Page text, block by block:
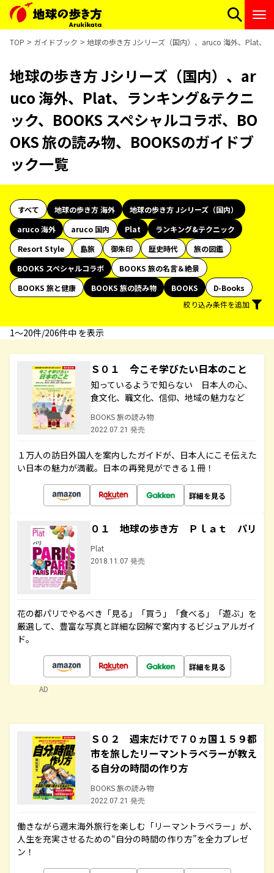
TOP ガイドブック 地球の歩き方 Jシリーズ（国内）、aruco 海外、Plat、
地球の歩き方 Jシリーズ（国内）、ar
uco 海外、Plat、ランキング&テクニ
ック、BOOKS スペシャルコラボ、BO
OKS 旅の読み物、BOOKSのガイドブ
ック一覧
すべて 地球の歩き方 海外
地球の歩き方 Jシリーズ（国内）
aruco 海外
aruco 国内 Plat
ランキング&テクニック
Resort Style
島旅 御朱印 歴史時代
旅の図鑑
BOOKS スペシャルコラボ
BOOKS 旅の名言＆絶景
BOOKS 旅と健康
BOOKS 旅の読み物 BOOKS
D-Books
絞り込み条件を追加
1〜20件/206件中 を表示
Ｓ０１ 今こそ学びたい日本のこと
知っているようで知らない 日本人の心、
食文化、職文化、信仰、地域の魅力など
BOOKS 旅の読み物
2022.07.21 発売
１万人の訪日外国人を案内したガイドが、日本人にこそ伝えた
い日本の魅力が満載。日本の再発見ができる１冊！
詳細を見る
０１ 地球の歩き方 Ｐｌａｔ パリ
Plat
2018.11.07 発売
花の都パリでやるべき「見る」「買う」「食べる」「遊ぶ」を
厳選して、豊富な写真と詳細な図解で案内するビジュアルガイ
ド。
詳細を見る
AD
Ｓ０２ 週末だけで７０ヵ国１５９都
市を旅したリーマントラベラーが教え
る自分の時間の作り方
BOOKS 旅の読み物
2022.07.21 発売
働きながら週末海外旅行を楽しむ「リーマントラベラー」が、
人生を充実させるための“自分の時間の作り方”を全力プレゼ
ン！